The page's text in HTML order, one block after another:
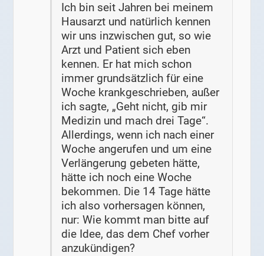
Ich bin seit Jahren bei meinem
Hausarzt und natürlich kennen
wir uns inzwischen gut, so wie
Arzt und Patient sich eben
kennen. Er hat mich schon
immer grundsätzlich für eine
Woche krankgeschrieben, außer
ich sagte, „Geht nicht, gib mir
Medizin und mach drei Tage“.
Allerdings, wenn ich nach einer
Woche angerufen und um eine
Verlängerung gebeten hätte,
hätte ich noch eine Woche
bekommen. Die 14 Tage hätte
ich also vorhersagen können,
nur: Wie kommt man bitte auf
die Idee, das dem Chef vorher
anzukündigen?